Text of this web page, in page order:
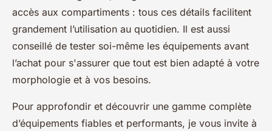
accès aux compartiments : tous ces détails facilitent
grandement l’utilisation au quotidien. Il est aussi
conseillé de tester soi-même les équipements avant
l’achat pour s'assurer que tout est bien adapté à votre
morphologie et à vos besoins.
Pour approfondir et découvrir une gamme complète
d’équipements fiables et performants, je vous invite à